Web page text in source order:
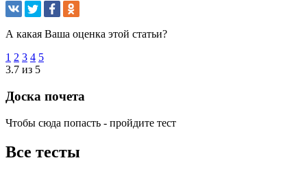
А какая Ваша оценка этой статьи?
1 2 3 4 5
3.7 из 5
Доска почета
Чтобы сюда попасть - пройдите тест
Все тесты